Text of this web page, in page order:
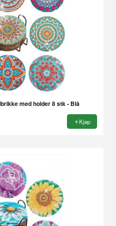
med holder 8 stk - Blå
Kjøp